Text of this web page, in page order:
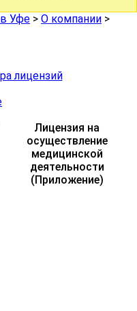
Уфе > О компании >
лицензий
Лицензия на
осуществление
медицинской
деятельности
(Приложение)